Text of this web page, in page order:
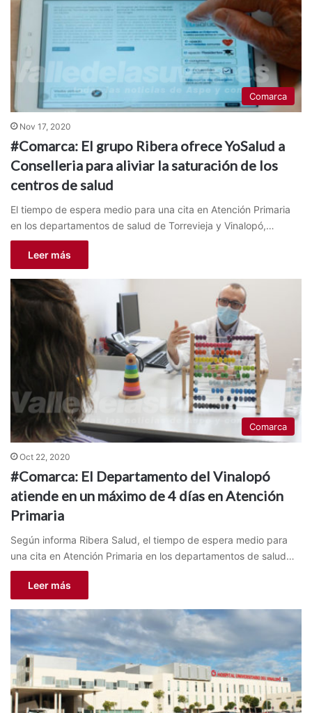
Comarca
Nov 17, 2020
#Comarca: El grupo Ribera ofrece YoSalud a
Conselleria para aliviar la saturación de los
centros de salud
El tiempo de espera medio para una cita en Atención Primaria
en los departamentos de salud de Torrevieja y Vinalopó,…
Leer más
Comarca
Oct 22, 2020
#Comarca: El Departamento del Vinalopó
atiende en un máximo de 4 días en Atención
Primaria
Según informa Ribera Salud, el tiempo de espera medio para
una cita en Atención Primaria en los departamentos de salud…
Leer más